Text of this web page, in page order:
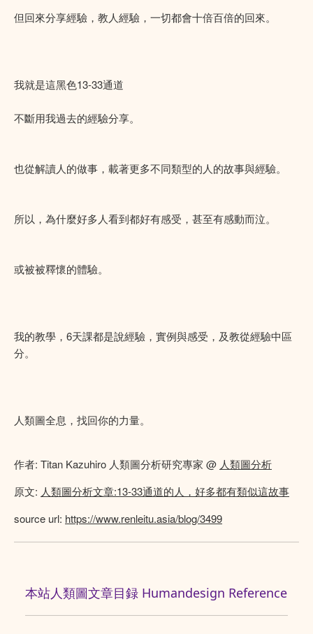
但回來分享經驗，教人經驗，一切都會十倍百倍的回來。
我就是這黑色13-33通道
不斷用我過去的經驗分享。
也從解讀人的做事，載著更多不同類型的人的故事與經驗。
所以，為什麼好多人看到都好有感受，甚至有感動而泣。
或被被釋懷的體驗。
我的教學，6天課都是說經驗，實例與感受，及教從經驗中區
分。
人類圖全息，找回你的力量。
作者: Titan Kazuhiro 人類圖分析研究專家 @ 人類圖分析
原文: 人類圖分析文章:13-33通道的人，好多都有類似這故事
source url: https://www.renleitu.asia/blog/3499
本站人類圖文章目録 Humandesign Reference